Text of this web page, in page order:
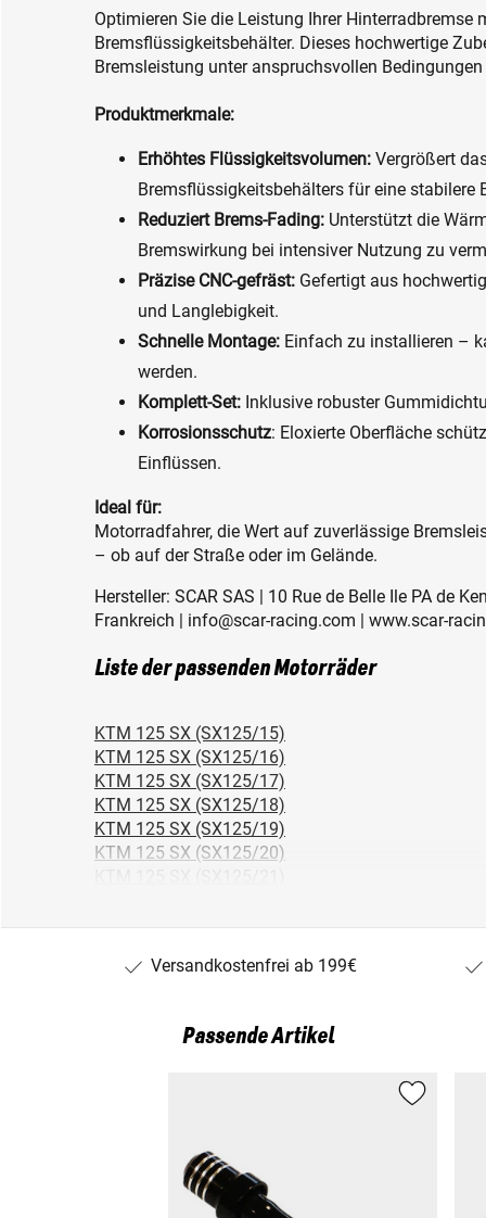
Optimieren Sie die Leistung Ihrer Hinterradbremse
Bremsflüssigkeitsbehälter. Dieses hochwertige
Bremsleistung unter anspruchsvollen Bedingungen
Produktmerkmale:
Erhöhtes Flüssigkeitsvolumen: Vergrößert
Bremsflüssigkeitsbehälters für eine stabilere
Reduziert Brems-Fading: Unterstützt die
Bremswirkung bei intensiver Nutzung zu
Präzise CNC-gefräst: Gefertigt aus
und Langlebigkeit.
Schnelle Montage: Einfach zu installieren –
werden.
Komplett-Set: Inklusive robuster
Korrosionsschutz: Eloxierte Oberfläche
Einflüssen.
Ideal für:
Motorradfahrer, die Wert auf zuverlässige
– ob auf der Straße oder im Gelände.
Hersteller: SCAR SAS | 10 Rue de Belle Ile PA de
Frankreich | info@scar-racing.com | www.scar-
Liste der passenden Motorräder
KTM 125 SX (SX125/15)
KTM 125 SX (SX125/16)
KTM 125 SX (SX125/17)
KTM 125 SX (SX125/18)
KTM 125 SX (SX125/19)
KTM 125 SX (SX125/20)
KTM 150 SX (SX150/20)
KTM 250 SX (SX250/15)
KTM 250 SX (SX250/18)
KTM 250 SX (SX250/23)
KTM 250 SX (SX250/24)
KTM 250 SX (SX250/25)
Versandkostenfrei ab 199€
Passende Artikel